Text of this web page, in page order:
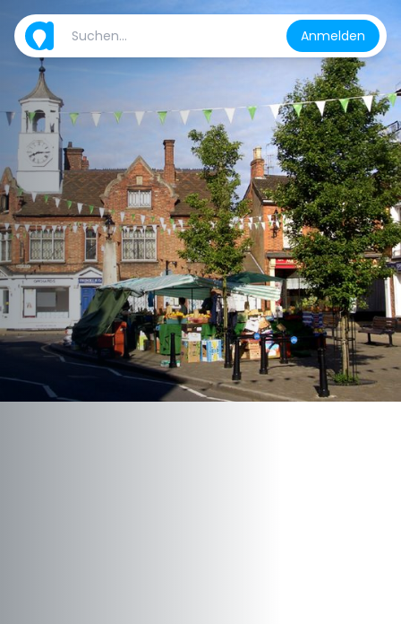
Anmelden